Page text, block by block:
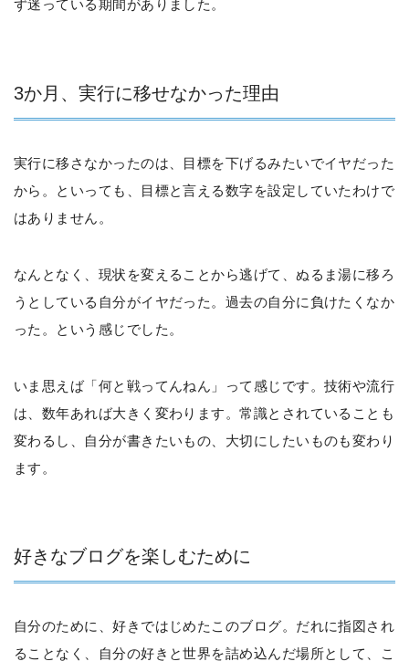
ず迷っている期間がありました。
3か月、実行に移せなかった理由
実行に移さなかったのは、目標を下げるみたいでイヤだった
から。といっても、目標と言える数字を設定していたわけで
はありません。
なんとなく、現状を変えることから逃げて、ぬるま湯に移ろ
うとしている自分がイヤだった。過去の自分に負けたくなか
った。という感じでした。
いま思えば「何と戦ってんねん」って感じです。技術や流行
は、数年あれば大きく変わります。常識とされていることも
変わるし、自分が書きたいもの、大切にしたいものも変わり
ます。
好きなブログを楽しむために
自分のために、好きではじめたこのブログ。だれに指図され
ることなく、自分の好きと世界を詰め込んだ場所として、こ